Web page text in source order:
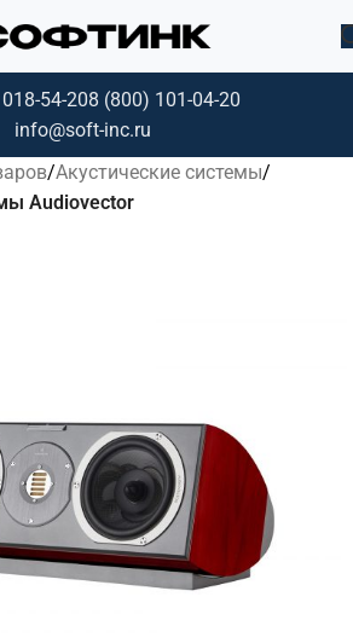
54-208 (800) 101-04-20
info@soft-inc.ru
Акустические системы
Audiovector